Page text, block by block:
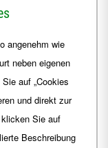
angenehm wie
neben eigenen
auf „Cookies
und direkt zur
Sie auf
Beschreibung